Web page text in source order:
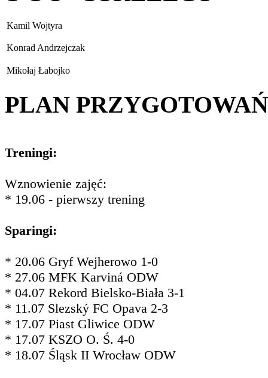
Kamil Wojtyra
Konrad Andrzejczak
Mikołaj Łabojko
PLAN PRZYGOTOWAŃ
Treningi:
Wznowienie zajęć:
* 19.06 - pierwszy trening
Sparingi:
* 20.06 Gryf Wejherowo 1-0
* 27.06 MFK Karviná ODW
* 04.07 Rekord Bielsko-Biała 3-1
* 11.07 Slezský FC Opava 2-3
* 17.07 Piast Gliwice ODW
* 17.07 KSZO O. Ś. 4-0
* 18.07 Śląsk II Wrocław ODW